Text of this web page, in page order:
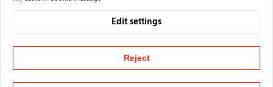
Edit settings
Reject